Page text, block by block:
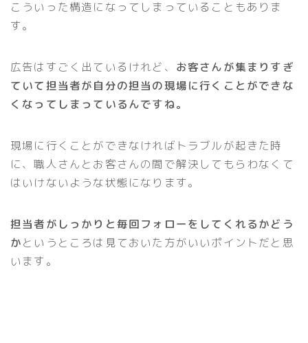
こういった構造になってしまっていることもありま
す。
広告はすごく出ているけれど、 お客さんが集まりすぎ
ていて担当者が自分の担当の現場に行くことができな
くなってしまっているんですね。
現場に行くことができなければトラブルが起きた時
に、職人さんとお客さんの間で解決してもらわなくて
はいけないような状態になります。
担当者がしっかりと毎回フォローをしてくれるかどう
かというところは見ておいた方がいいポイントだと思
います。